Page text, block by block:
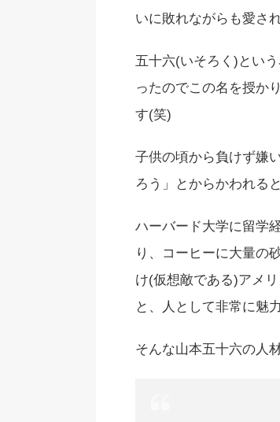
いに敗れながらも愛さ
五十六(いそろく)とい
ったのでこの名を授か
す(笑)
子供の頃から負けず嫌
ろう」とからかわれる
ハーバード大学に留学
り、コーヒーに大量の
け(仮想敵である)アメ
と、人として非常に魅
そんな山本五十六の人